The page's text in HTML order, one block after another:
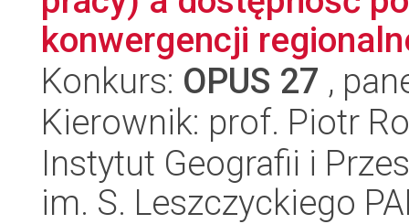
konwergencji
Konkurs: OPUS 27 ,
Kierownik: prof. Piotr
Instytut Geografii i
im. S. Leszczyckiego